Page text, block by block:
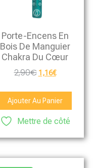
Porte-Encens En
Bois De Manguier
Chakra Du Cœur
2,90€ 1,16€
Ajouter Au Panier
Mettre de côté